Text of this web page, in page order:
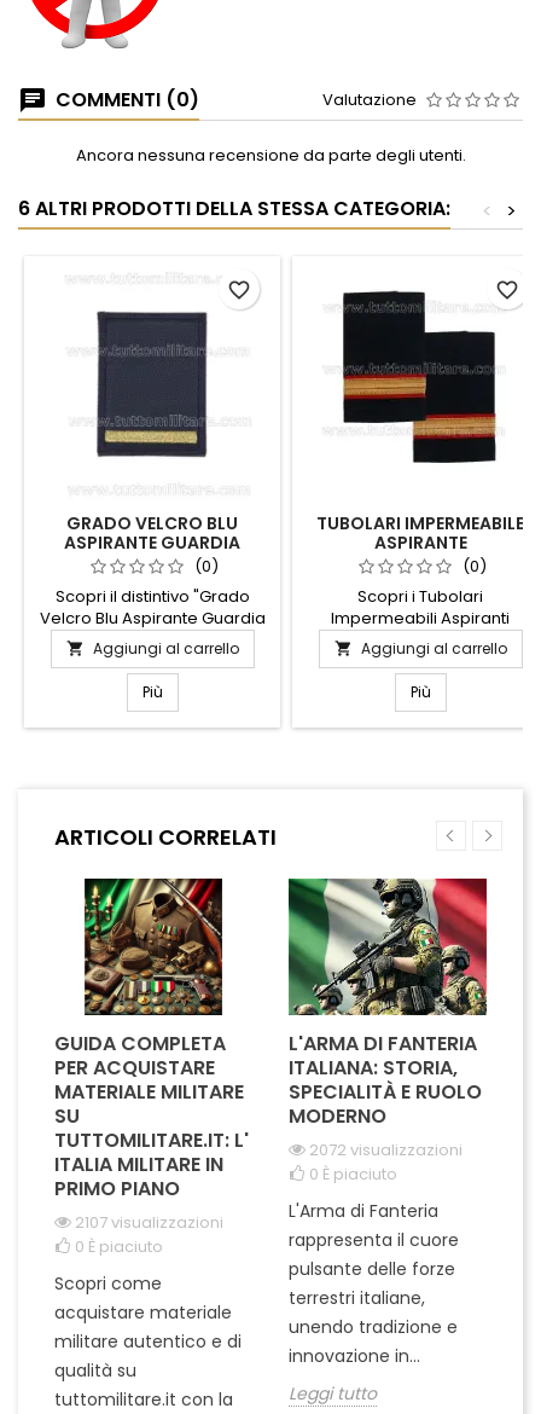
COMMENTI (0) Valutazione
Ancora nessuna recensione da parte degli utenti.
6 ALTRI PRODOTTI DELLA STESSA CATEGORIA: >
<
GRADO VELCRO BLU
ASPIRANTE GUARDIA
MARINA AGM(0)
Scopri il distintivo "Grado
Velcro Blu Aspirante Guardia
Marina AGM", un accessorio
essenziale per chi aspira a
solcare i mari con orgoglio e
professionalità. Realizzato
con materiali di alta qualità,
Il suo colore blu intenso
 Aggiungi al carrello
Più
favorite_border
TUBOLARI IMPERMEABILE
ASPIRANTE
GUARDIAMARINA
COMMISSARIATO
MARITTIMO
(0)
Scopri i Tubolari
Impermeabili Aspiranti
Guardiamarina
Commissariato Marittimo,
progettati per garantire la
massima protezione e
comfort in ogni condizione.
offrono un'efficace barriera
asciutti e protetti. Ideali per
marittimi, combinano
resistenza...
 Aggiungi al carrello
Più
favorite_border
ARTICOLI CORRELATI
GUIDA COMPLETA
PER ACQUISTARE
MATERIALE MILITARE
SU
TUTTOMILITARE.IT: L'
ITALIA MILITARE IN
PRIMO PIANO
2107 visualizzazioni
0 È piaciuto
Scopri come
acquistare materiale
militare autentico e di
qualità su
tuttomilitare.it con la
L'ARMA DI FANTERIA
ITALIANA: STORIA,
SPECIALITÀ E RUOLO
MODERNO
2072 visualizzazioni
0 È piaciuto
L'Arma di Fanteria
rappresenta il cuore
pulsante delle forze
terrestri italiane,
unendo tradizione e
innovazione in...
Leggi tutto